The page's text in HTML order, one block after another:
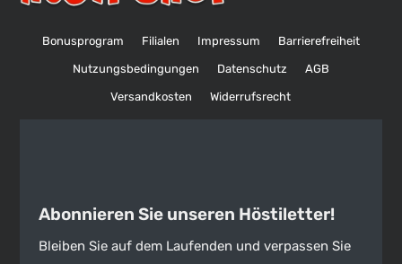
Bonusprogram Filialen Impressum Barrierefreiheit
Nutzungsbedingungen Datenschutz AGB
Versandkosten Widerrufsrecht
Abonnieren Sie unseren Höstiletter!
Bleiben Sie auf dem Laufenden und verpassen Sie